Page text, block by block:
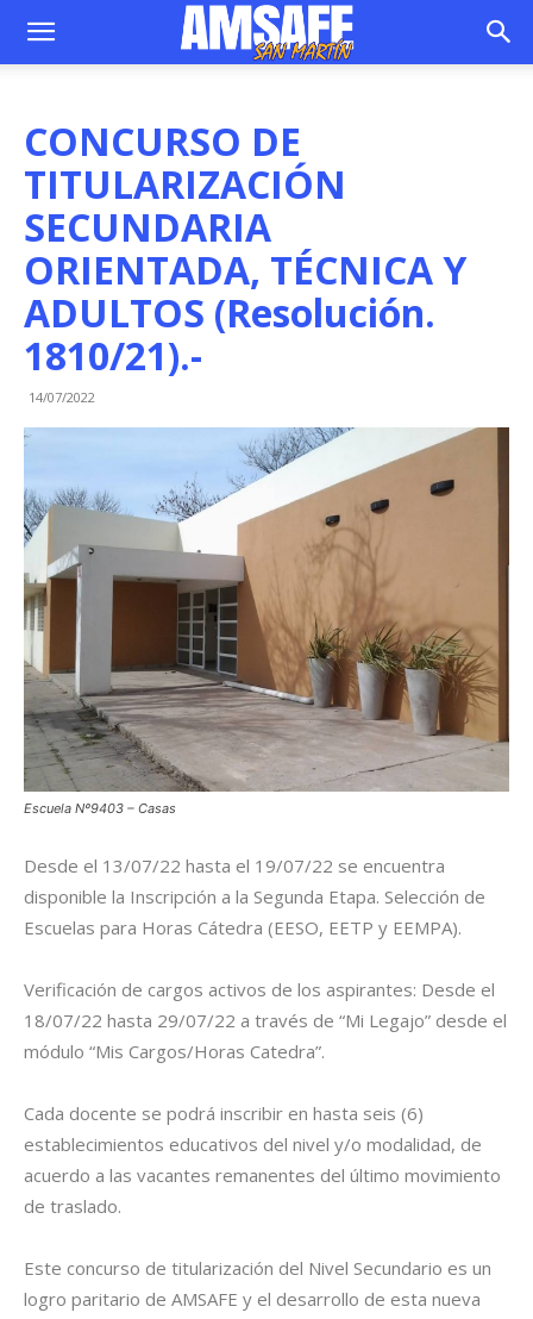
CONCURSO DE
TITULARIZACIÓN
SECUNDARIA
ORIENTADA, TÉCNICA Y
ADULTOS (Resolución.
1810/21).-
14/07/2022
Escuela Nº9403 – Casas
Desde el 13/07/22 hasta el 19/07/22 se encuentra
disponible la Inscripción a la Segunda Etapa. Selección de
Escuelas para Horas Cátedra (EESO, EETP y EEMPA).
Verificación de cargos activos de los aspirantes: Desde el
18/07/22 hasta 29/07/22 a través de “Mi Legajo” desde el
módulo “Mis Cargos/Horas Catedra”.
Cada docente se podrá inscribir en hasta seis (6)
establecimientos educativos del nivel y/o modalidad, de
acuerdo a las vacantes remanentes del último movimiento
de traslado.
Este concurso de titularización del Nivel Secundario es un
logro paritario de AMSAFE y el desarrollo de esta nueva